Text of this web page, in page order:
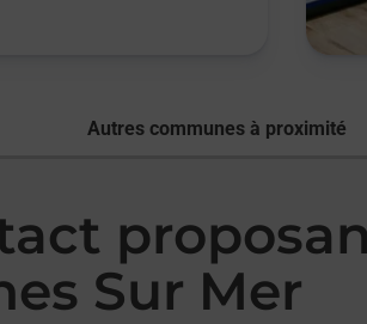
Autres communes à proximité
Sur Mer